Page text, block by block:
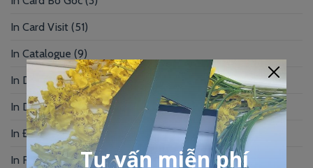
In Card Visit (51)
In Catalogue (9)
In Danh Thiếp(57)
In Decal – Sticker – Nhãn Mác
(9)
In Đồ Án Tốt Nghiệp
In Folder(6)